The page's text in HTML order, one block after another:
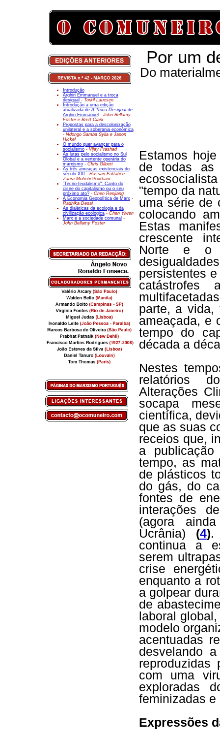
Introdução
Arghiri Emmanuel e a troca
desigual - Torkil Lauesen
Introdução a uma edição
atualizada deA Troca Desigualde
Arghiri Emmanuel - John Bellamy
Foster e Brett Clark
Propostas para a descolonização
unilateral e a soberania económica
- Ndongo Samba Sylla e Jason
Hickel
O mundo quer avançar para o
socialismo- Vijay Prashad
As lutas pelo socialismo no Sul
Global e a vertente operária do
marxismo- Chris Gilbert
As três ameaças existenciais do
século XXI - Hassan Fattahi e
Zahra Mohebi-Pourkani
"Tecno-feudalismo": Canto do
cisne do capitalismo ou o seu
próximo ato? - Chen Renjiang
A Economia Geopolítica de Marx-
Radhika Desai
As dialéticas da ecologia e da
civilização ecológica - Chen Yiwen
Marx e a sociedade comunal -
John Bellamy Foster
Por um
Do
Estamos
de todas as
"tempo da
uma série de
colocando
Estas
crescente
Norte e o
persistentes
catástrofes
parte, a vida,
ameaçada, e
tempo do
década a
Nestes
relatórios
Alterações
socapa
científica,
que as suas
receios que,
a
tempo, as
de plásticos
do gás, do
fontes de
interações
(agora
Ucrânia) (4).
continua a
serem
crise
enquanto a
a golpear
de
laboral
modelo
acentuadas
desvelando
reproduzidas
com uma
exploradas
feminizadas
Expressões